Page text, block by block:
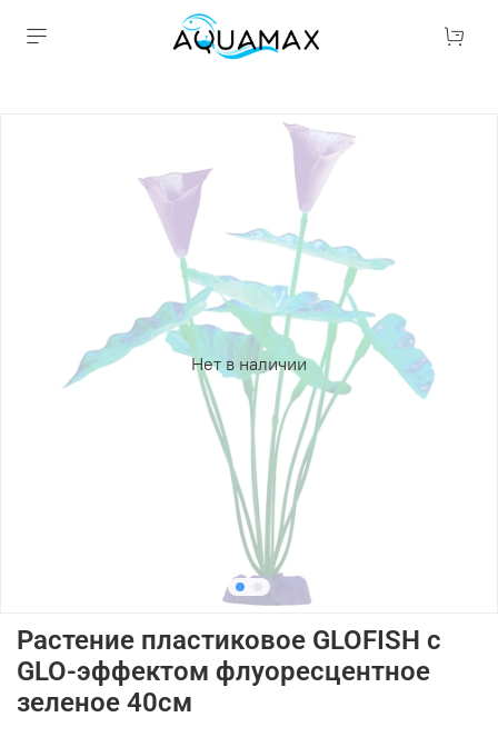
Нет в наличии
Растение пластиковое GLOFISH с
GLO-эффектом флуоресцентное
зеленое 40см